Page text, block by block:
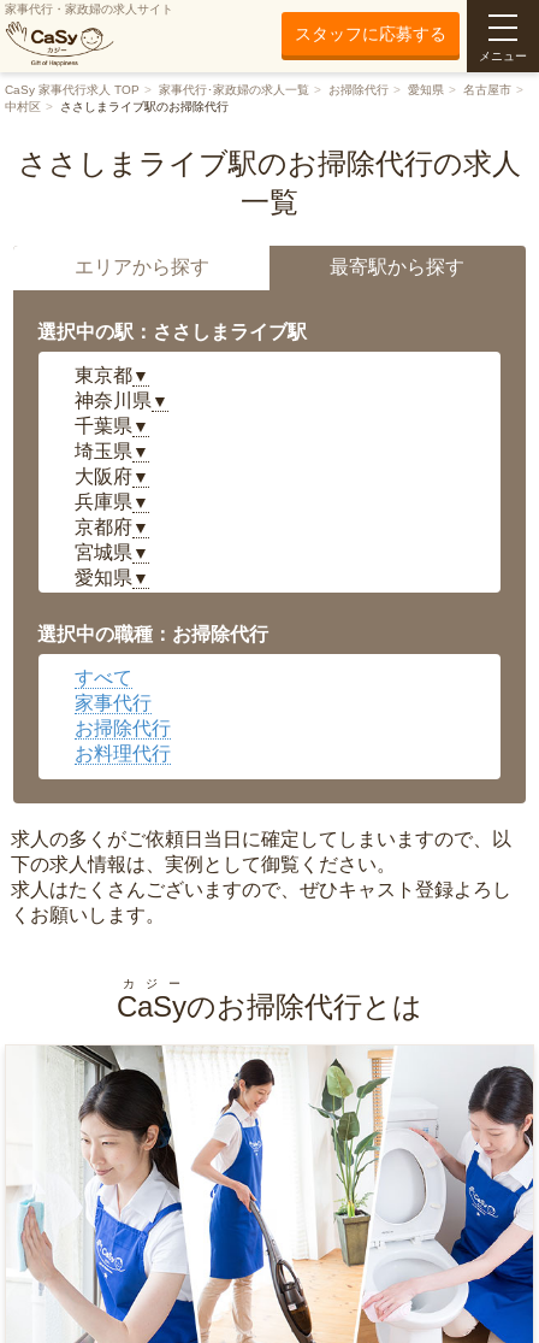
家事代行・家政婦の求人サイト
スタッフに応募する
メニュー
CaSy 家事代行求人 TOP 家事代行･家政婦の求人一覧 お掃除代行 愛知県
名古屋市
中村区
ささしまライブ駅のお掃除代行
ささしまライブ駅のお掃除代行の求人
一覧
エリアから探す 最寄駅から探す
選択中の駅：ささしまライブ駅
東京都▼
神奈川県 ▼
千葉県 ▼
埼玉県 ▼
大阪府▼
兵庫県 ▼
京都府▼
宮城県 ▼
愛知県 ▼
岡山県▼
広島県▼
沖縄県
選択中の職種：お掃除代行
すべて
家事代行
お掃除代行
お料理代行
求人の多くがご依頼日当日に確定してしまいますので、以
下の求人情報は、実例として御覧ください。
求人はたくさんございますので、ぜひキャスト登録よろし
くお願いします。
CaSy
カジー
のお掃除代行とは